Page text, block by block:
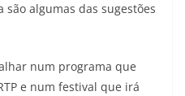
algumas das sugestões
num programa que
e num festival que irá